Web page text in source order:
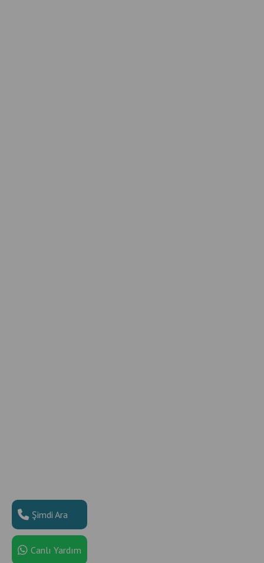
Şimdi Ara
Canlı Yardım